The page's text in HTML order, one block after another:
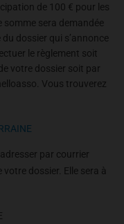
de 100 € pour les
sera demandée
dossier qui s’annonce
le règlement soit
votre dossier soit par
Vous trouverez
par courrier
dossier. Elle sera à